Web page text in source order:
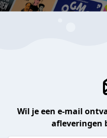
Wil je een e-mail
afleveringen